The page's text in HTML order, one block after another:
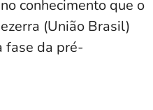
conhecimento que o
(União Brasil)
fase da pré-